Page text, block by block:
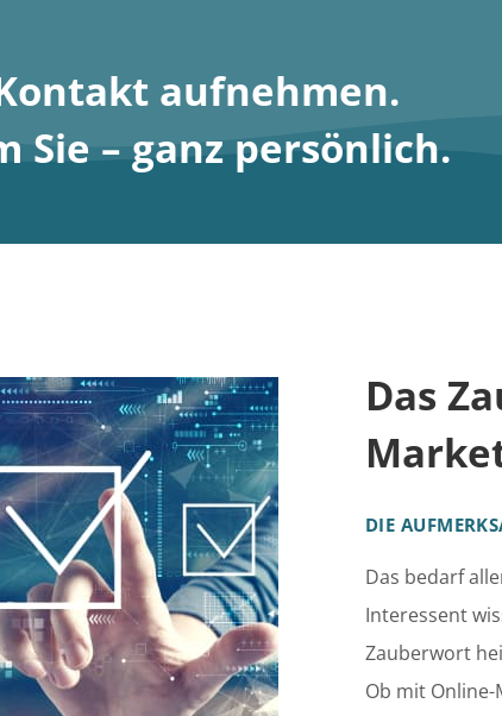
aufnehmen.
– ganz persönlich.
Das
DIE
Das bedarf
Interessent
Zauberwort
Ob mit